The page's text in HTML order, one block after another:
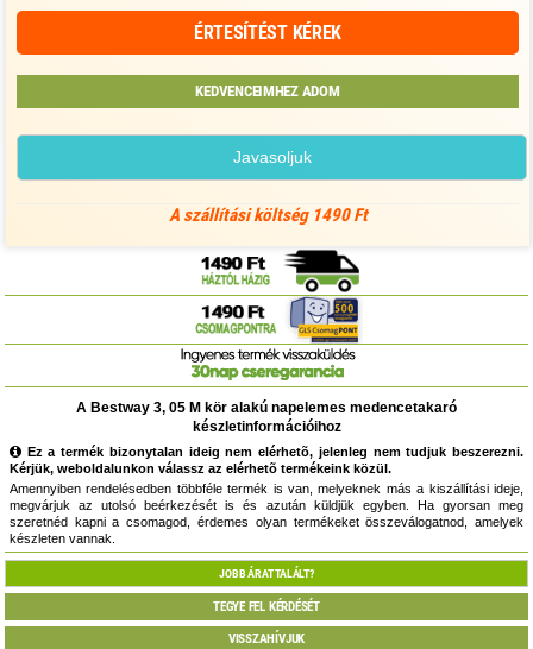
ÉRTESÍTÉST KÉREK
KEDVENCEIMHEZ ADOM
Javasoljuk
A szállítási költség 1490 Ft
A Bestway 3, 05 M kör alakú napelemes medencetakaró
készletinformációihoz
Ez a termék bizonytalan ideig nem elérhetõ, jelenleg nem tudjuk beszerezni.
Kérjük, weboldalunkon válassz az elérhetõ termékeink közül.
Amennyiben rendelésedben többféle termék is van, melyeknek más a kiszállítási ideje,
megvárjuk az utolsó beérkezését is és azután küldjük egyben. Ha gyorsan meg
szeretnéd kapni a csomagod, érdemes olyan termékeket összeválogatnod, amelyek
készleten vannak.
JOBB ÁRAT TALÁLT?
TEGYE FEL KÉRDÉSÉT
VISSZAHÍVJUK